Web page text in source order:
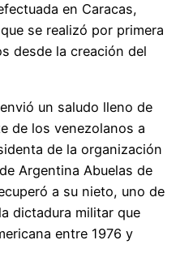
en Caracas,
se realizó por primera
desde la creación del
un saludo lleno de
de los venezolanos a
de la organización
Argentina Abuelas de
a su nieto, uno de
dictadura militar que
entre 1976 y